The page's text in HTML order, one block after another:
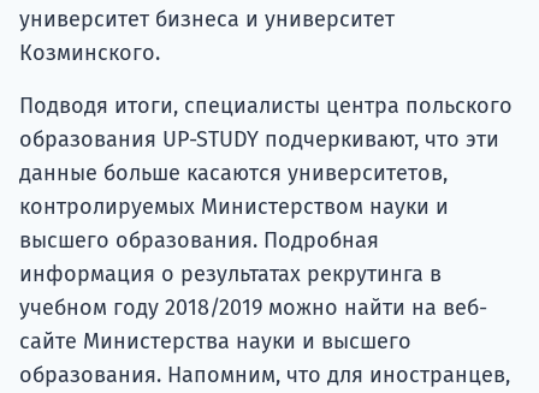
университет бизнеса и университет
Козминского.
Подводя итоги, специалисты центра польского
образования UP-STUDY подчеркивают, что эти
данные больше касаются университетов,
контролируемых Министерством науки и
высшего образования. Подробная
информация о результатах рекрутинга в
учебном году 2018/2019 можно найти на веб-
сайте Министерства науки и высшего
образования. Напомним, что для иностранцев,